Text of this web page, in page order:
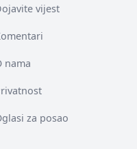
vijest
nama
za posao